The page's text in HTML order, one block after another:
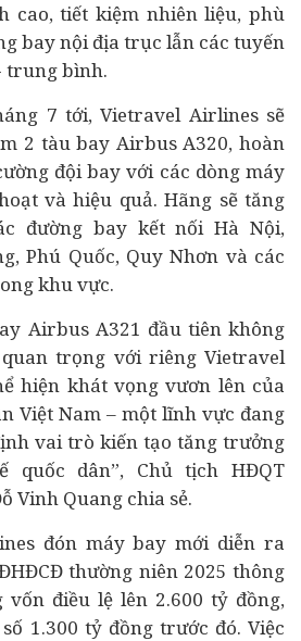
cao, tiết kiệm nhiên liệu, phù
bay nội địa trục lẫn các tuyến
trung bình.
7 tới, Vietravel Airlines sẽ
2 tàu bay Airbus A320, hoàn
đội bay với các dòng máy
và hiệu quả. Hãng sẽ tăng
đường bay kết nối Hà Nội,
Phú Quốc, Quy Nhơn và các
khu vực.
Airbus A321 đầu tiên không
trọng với riêng Vietravel
hiện khát vọng vươn lên của
Việt Nam – một lĩnh vực đang
vai trò kiến tạo tăng trưởng
quốc dân”, Chủ tịch HĐQT
Vinh Quang chia sẻ.
đón máy bay mới diễn ra
thường niên 2025 thông
vốn điều lệ lên 2.600 tỷ đồng,
1.300 tỷ đồng trước đó. Việc